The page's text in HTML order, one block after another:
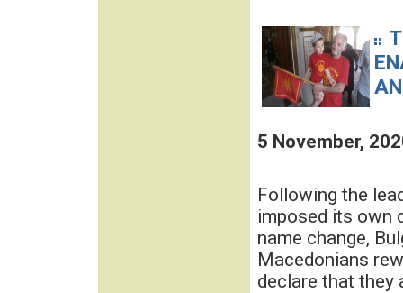
5 November,
Following the
imposed its own
name change,
Macedonians
declare that they